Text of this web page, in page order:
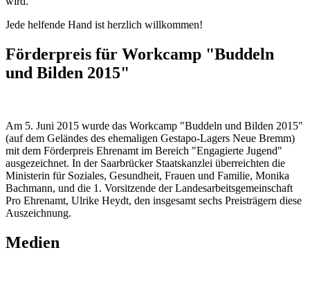
Jede helfende Hand ist herzlich willkommen!
Förderpreis für Workcamp "Buddeln
und Bilden 2015"
Am 5. Juni 2015 wurde das Workcamp "Buddeln und Bilden 2015"
(auf dem Geländes des ehemaligen Gestapo-Lagers Neue Bremm)
mit dem Förderpreis Ehrenamt im Bereich "Engagierte Jugend"
ausgezeichnet. In der Saarbrücker Staatskanzlei überreichten die
Ministerin für Soziales, Gesundheit, Frauen und Familie, Monika
Bachmann, und die 1. Vorsitzende der Landesarbeitsgemeinschaft
Pro Ehrenamt, Ulrike Heydt, den insgesamt sechs Preisträgern diese
Auszeichnung.
Medien